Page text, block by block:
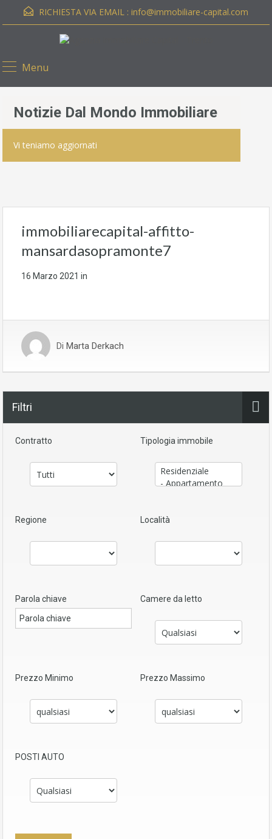
RICHIESTA VIA EMAIL : info@immobiliare-capital.com
Menu
Notizie Dal Mondo Immobiliare
Vi teniamo aggiornati
immobiliarecapital-affitto-
mansardasopramonte7
16 Marzo 2021 in
Di Marta Derkach
Filtri
Contratto Tipologia immobile
Regione Località
Parola chiave Camere da letto
Prezzo Minimo Prezzo Massimo
POSTI AUTO